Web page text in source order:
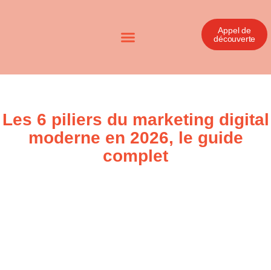
Appel de
découverte
Les 6 piliers du marketing digital
moderne en 2026, le guide
complet